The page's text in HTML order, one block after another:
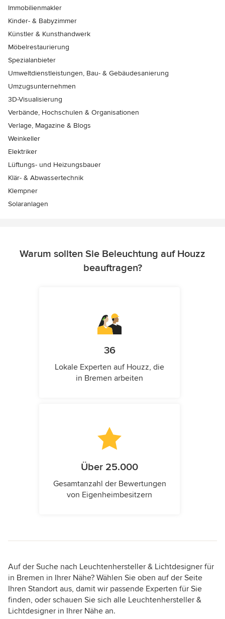
Immobilienmakler
Kinder- & Babyzimmer
Künstler & Kunsthandwerk
Möbelrestaurierung
Spezialanbieter
Umweltdienstleistungen, Bau- & Gebäudesanierung
Umzugsunternehmen
3D-Visualisierung
Verbände, Hochschulen & Organisationen
Verlage, Magazine & Blogs
Weinkeller
Elektriker
Lüftungs- und Heizungsbauer
Klär- & Abwassertechnik
Klempner
Solaranlagen
Warum sollten Sie Beleuchtung auf Houzz
beauftragen?
36
Lokale Experten auf Houzz, die
in Bremen arbeiten
Über 25.000
Gesamtanzahl der Bewertungen
von Eigenheimbesitzern
Auf der Suche nach Leuchtenhersteller & Lichtdesigner für
in Bremen in Ihrer Nähe? Wählen Sie oben auf der Seite
Ihren Standort aus, damit wir passende Experten für Sie
finden, oder schauen Sie sich alle Leuchtenhersteller &
Lichtdesigner in Ihrer Nähe an.